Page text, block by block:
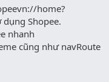
home?
dụng Shopee.
nhanh
cũng như navRoute